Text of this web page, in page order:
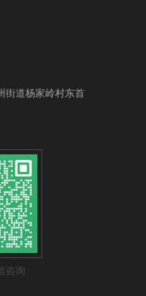
街道杨家岭村东首
咨询